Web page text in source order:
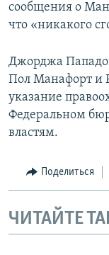
сообщения о
что «никакого
Джорджа
Пол Манафорт и
указание
Федеральном
властям.
Поделиться
ЧИТАЙТЕ